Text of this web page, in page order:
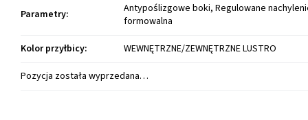
Parametry:
Antypoślizgowe boki, Regulowane
formowalna
Kolor przyłbicy:
WEWNĘTRZNE/ZEWNĘTRZNE LUSTRO
Pozycja została wyprzedana…